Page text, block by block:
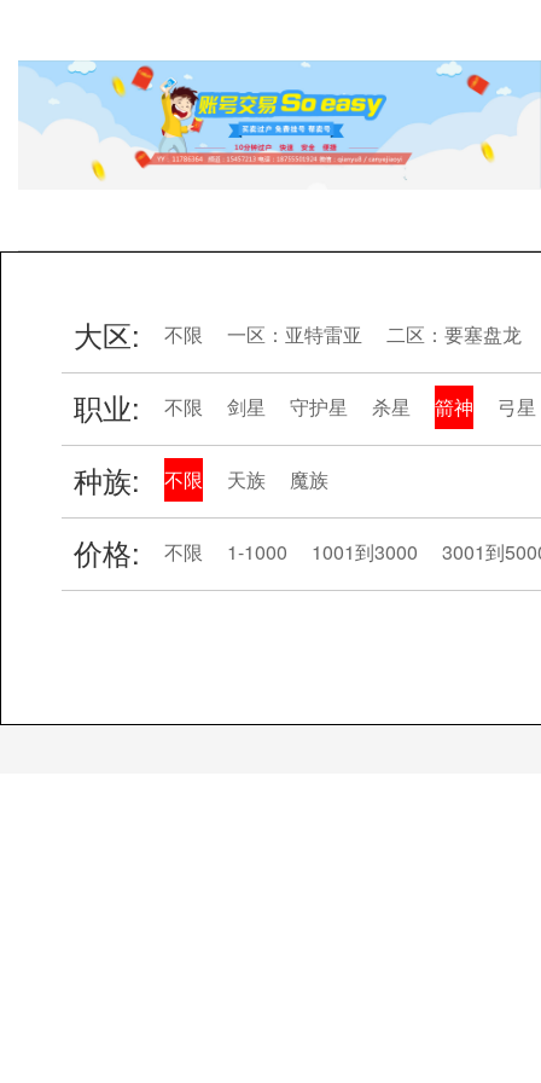
大区: 不限 一区：亚特雷亚 二区：要塞盘龙
职业: 不限 剑星 守护星 杀星 箭神 弓星
种族: 不限 天族 魔族
价格: 不限 1-1000 1001到3000 3001到